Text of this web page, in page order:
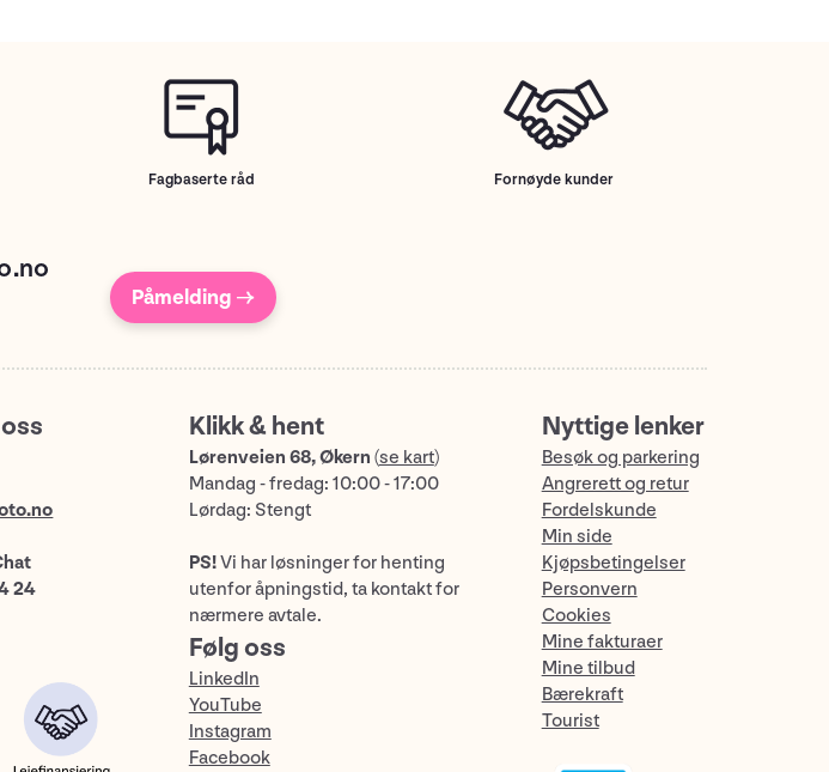
Fagbaserte råd Fornøyde kunder
Påmelding →
24
Klikk & hent
Lørenveien 68, Økern (se kart)
Mandag - fredag: 10:00 - 17:00
Lørdag: Stengt
PS!Vi har løsninger for henting
utenfor åpningstid, ta kontakt for
nærmere avtale.
Følg oss
LinkedIn
YouTube
Instagram
Facebook
Nyttige lenker
Besøk og parkering
Angrerett og retur
Fordelskunde
Min side
Kjøpsbetingelser
Personvern
Cookies
Mine fakturaer
Mine tilbud
Bærekraft
Tourist